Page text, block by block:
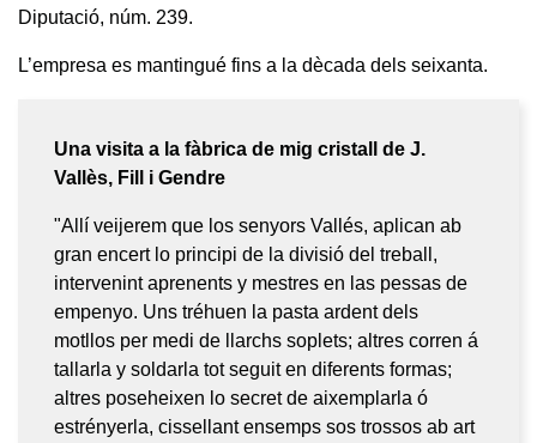
Diputació, núm. 239.
L’empresa es mantingué fins a la dècada dels seixanta.
Una visita a la fàbrica de mig cristall de J.
Vallès, Fill i Gendre
"Allí veijerem que los senyors Vallés, aplican ab
gran encert lo principi de la divisió del treball,
intervenint aprenents y mestres en las pessas de
empenyo. Uns tréhuen la pasta ardent dels
motllos per medi de llarchs soplets; altres corren á
tallarla y soldarla tot seguit en diferents formas;
altres poseheixen lo secret de aixemplarla ó
estrényerla, cissellant ensemps sos trossos ab art